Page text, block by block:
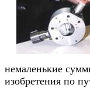
немаленькие
изобретения по